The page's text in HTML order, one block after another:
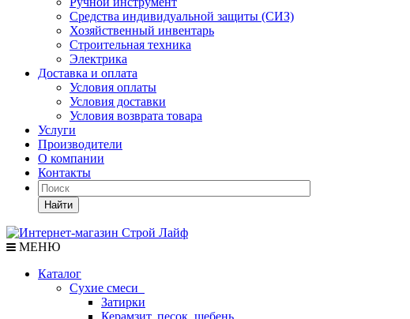
Средства индивидуальной защиты (СИЗ)
Хозяйственный инвентарь
Строительная техника
Электрика
Доставка и оплата
Условия оплаты
Условия доставки
Условия возврата товара
Услуги
Производители
О компании
Контакты
Найти
МЕНЮ
Каталог
Сухие смеси
Затирки
Керамзит, песок, щебень